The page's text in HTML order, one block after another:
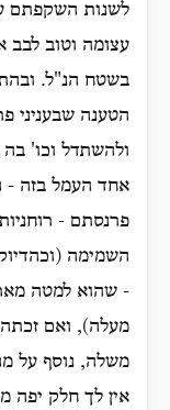
לשנות השקפתם
עצומה וטוב לבב
בשטח הנ"ל.
הטענה שבעניני
ולהשתדל וכו'
אחד העמל בזה -
פרנסתם -
השמימה
- שהוא למטה
מעלה), ואם זכתה
משלה, נוסף על
אין לך חלק יפה